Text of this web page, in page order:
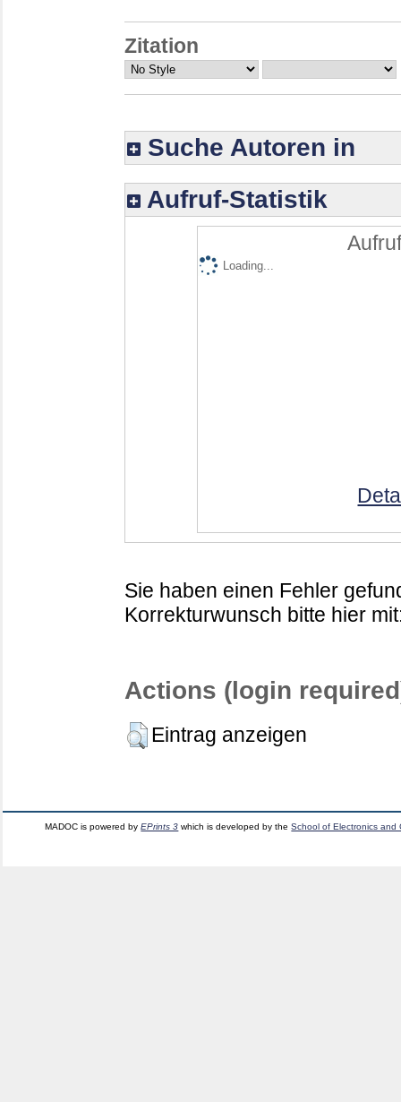
Zitation
Suche Autoren in
Aufruf-Statistik
Loading...
Sie haben einen Fehler
Korrekturwunsch bitte hier
Actions (login
Eintrag anzeigen
MADOC is powered byEPrints 3 which is developed by theSchool of Electronics and